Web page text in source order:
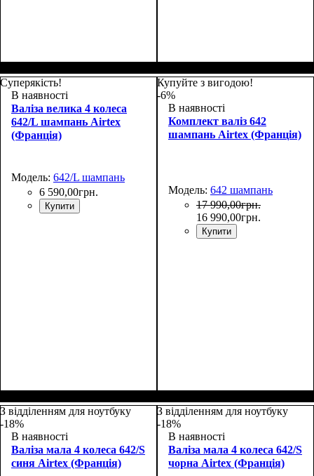
55x37x20+5
65x44x27+5
Суперякість!
В наявності
Валіза велика 4 колеса
642/L шампань Airtex
(Франція)
Модель: 642/L шампань
6 590,00грн.
Купити
75x52x30+5
Купуйте з вигодою!
-6%
В наявності
Комплект валіз 642
шампань Airtex (Франція)
Модель: 642 шампань
17 990,00грн.
16 990,00грн.
Купити
З відділенням для ноутбуку
-18%
В наявності
Валіза мала 4 колеса 642/S
синя Airtex (Франція)
З відділенням для ноутбуку
-18%
В наявності
Валіза мала 4 колеса 642/S
чорна Airtex (Франція)